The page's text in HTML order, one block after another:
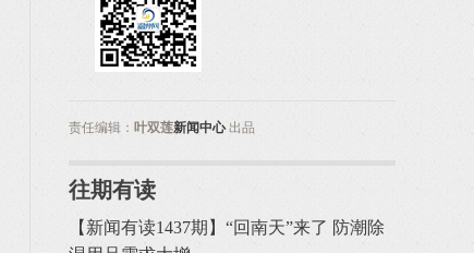
责任编辑： 叶双莲新闻中心出品
往期有读
【新闻有读1437期】“回南天”来了 防潮除